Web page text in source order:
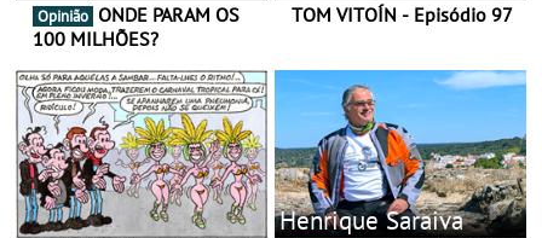
Opinião
100 MILHÕES?
TOM VITOÍN - Episódio 97
Henrique Saraiva